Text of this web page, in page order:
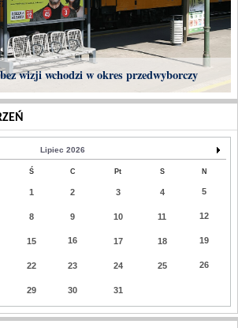
bez wizji wchodzi w okres przedwyborczy
Lipiec 2026
Ś C Pt S N
1 2 3 4 5
8 9 10 11 12
15 16 17 18 19
22 23 24 25 26
29 30 31